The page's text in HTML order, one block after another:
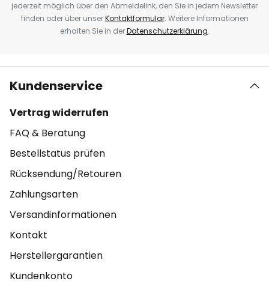
jederzeit möglich über den Abmeldelink, den Sie in jedem Newsletter
finden oder über unserKontaktformular. Weitere Informationen
erhalten Sie in derDatenschutzerklärung.
Kundenservice
Vertrag widerrufen
FAQ & Beratung
Bestellstatus prüfen
Rücksendung/Retouren
Zahlungsarten
Versandinformationen
Kontakt
Herstellergarantien
Kundenkonto